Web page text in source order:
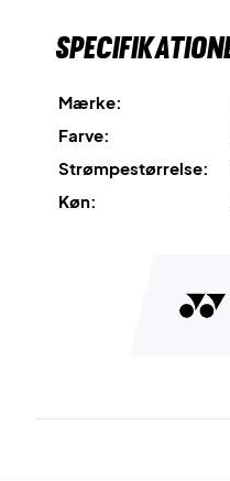
Mærke:
Farve:
Strømpestørrelse:
Køn: